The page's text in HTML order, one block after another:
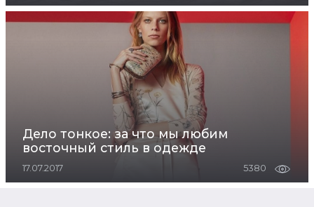
Дело тонкое: за что мы любим
восточный стиль в одежде
17.07.2017 5380